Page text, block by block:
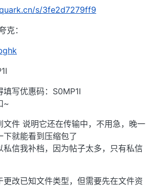
s/3fe2d7279ff9
克：
写优惠码：S0MP1I
~
文件 说明它还在传输中，不用急，晚一
就能看到压缩包了
私信我补档，因为帖子太多，只有私信
更改已知文件类型，但需要先在文件资